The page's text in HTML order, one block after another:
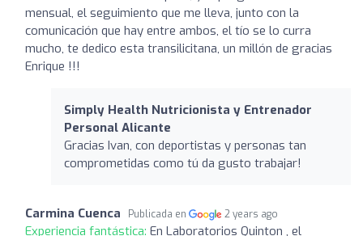
mensual, el seguimiento que me lleva, junto con la
comunicación que hay entre ambos, el tío se lo curra
mucho, te dedico esta transilicitana, un millón de gracias
Enrique !!!
Simply Health Nutricionista y Entrenador
Personal Alicante
Gracias Ivan, con deportistas y personas tan
comprometidas como tú da gusto trabajar!
Carmina Cuenca Publicada en 2 years ago
Experiencia fantástica: En Laboratorios Quinton , el